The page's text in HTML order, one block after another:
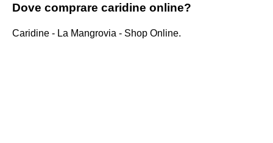
Dove comprare caridine online?
Caridine - La Mangrovia - Shop Online.